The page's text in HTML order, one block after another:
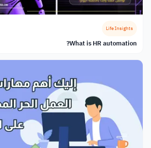
Life Insights
What is HR automation?